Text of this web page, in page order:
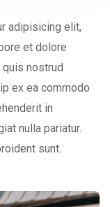
adipisicing elit,
et dolore
quis nostrud
ex ea commodo
in
nulla pariatur.
sunt.